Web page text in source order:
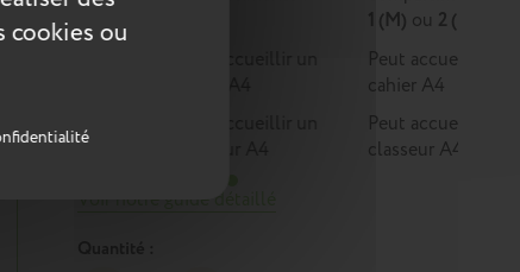
cookies ou
1 (M) ou 2 (L)
Peut accueillir un
cahier A4
Peut accueillir un
classeur A4
Voir notre guide détaillé